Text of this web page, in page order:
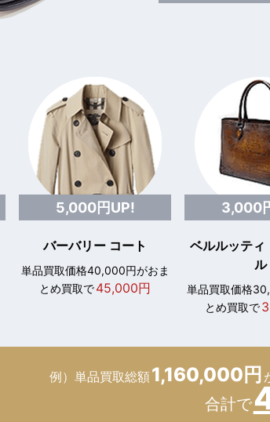
5,000円UP!
バーバリー コート
単品買取価格40,000円がおま
とめ買取で45,000円
3,000
ベルルッティ
ル
単品買取価格
とめ買取で
例）単品買取総額1,160,000円
合計で